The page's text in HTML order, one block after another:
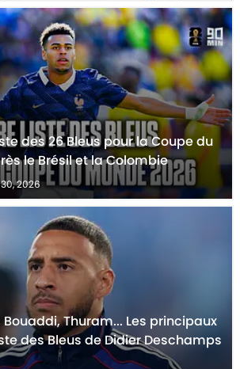
des 26 Bleus pour la Coupe du
le Brésil et la Colombie
2026
Bouaddi, Thuram... Les principaux
des Bleus de Didier Deschamps